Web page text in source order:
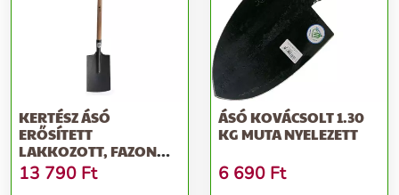
KERTÉSZ ÁSÓ
ERŐSÍTETT
LAKKOZOTT, FAZONOS
NYÉLLEL MUTA
13 790 Ft
ÁSÓ KOVÁCSOLT 1.30
KG MUTA NYELEZETT
6 690 Ft